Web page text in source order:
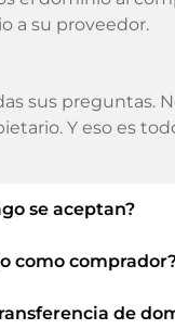
a su proveedor.
sus preguntas.
Y eso es
se aceptan?
prepago y
como
como
de